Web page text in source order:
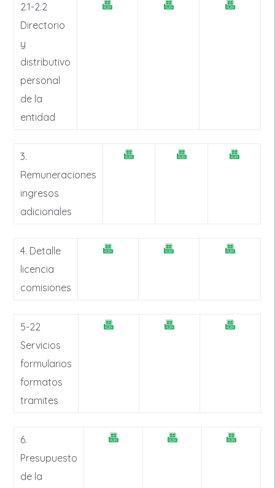
2.1-2.2
Directorio
y
distributivo
personal
de la
entidad
3.
Remuneraciones
ingresos
adicionales
4. Detalle
licencia
comisiones
5-22
Servicios
formularios
formatos
tramites
6.
Presupuesto
de la